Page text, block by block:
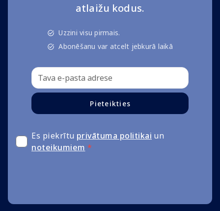
atlaižu kodus.
Uzzini visu pirmais.
Abonēšanu var atcelt jebkurā laikā
Pieteikties
Es piekrītu privātuma politikai un
noteikumiem *